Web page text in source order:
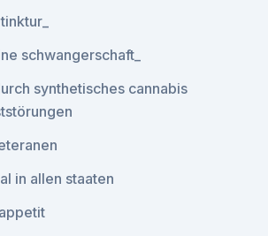
schwangerschaft_
synthetisches cannabis
in allen staaten